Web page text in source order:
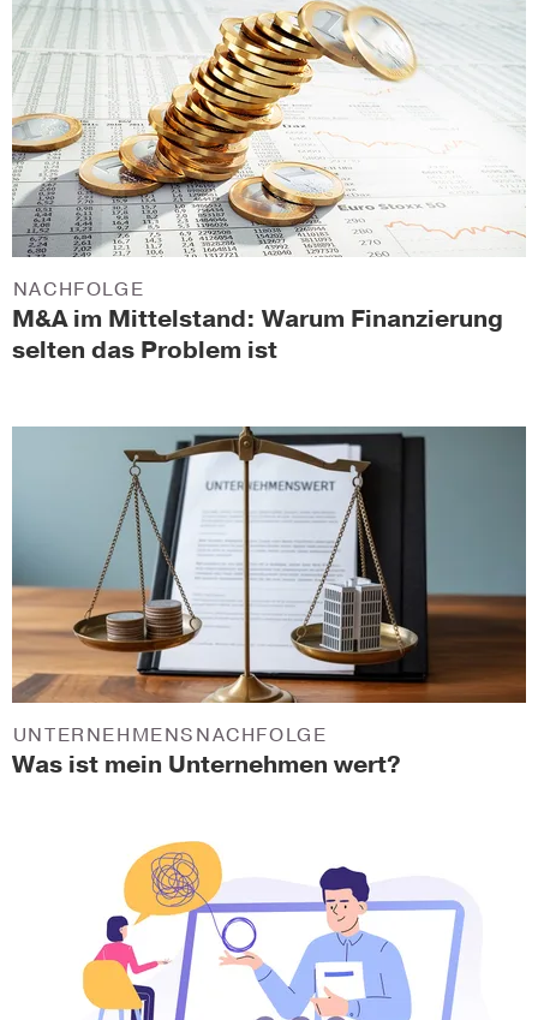
M&A im Mittelstand: Warum Finanzierung
selten das Problem ist
NACHFOLGE
Was ist mein Unternehmen wert?
UNTERNEHMENSNACHFOLGE